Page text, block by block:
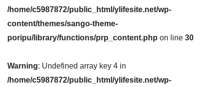
/home/c5987872/public_html/ylifesite.net/wp-
content/themes/sango-theme-
poripu/library/functions/prp_content.php on line 30
Warning: Undefined array key 4 in
/home/c5987872/public_html/ylifesite.net/wp-